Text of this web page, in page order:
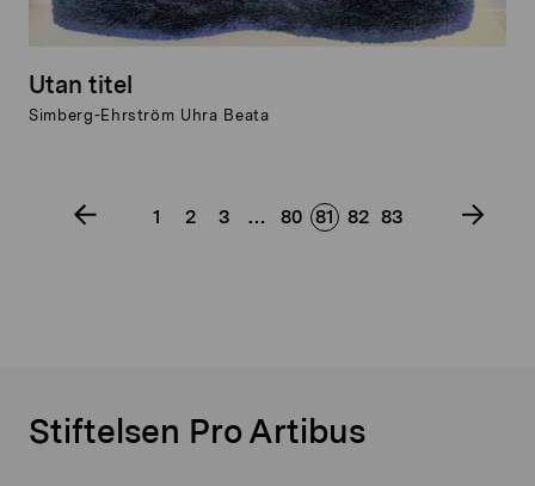
Utan titel
Simberg-Ehrström Uhra Beata
1 2 3 … 80 81 82 83
Stiftelsen Pro Artibus